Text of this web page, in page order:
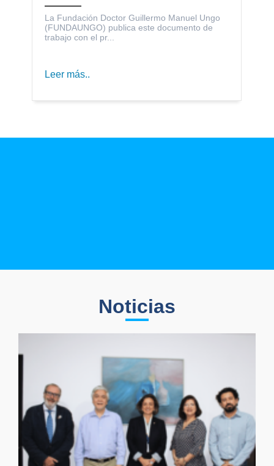
La Fundación Doctor Guillermo Manuel Ungo
(FUNDAUNGO) publica este documento de
trabajo con el pr...
Leer más..
Noticias